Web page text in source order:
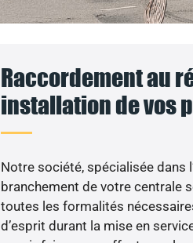
Raccordement au
installation de vos
Notre société, spécialisée dans
branchement de votre centrale
toutes les formalités
d’esprit durant la mise en